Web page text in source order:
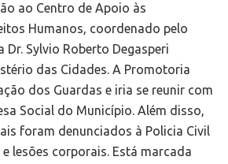
ao Centro de Apoio às
Humanos, coordenado pelo
Sylvio Roberto Degasperi
das Cidades. A Promotoria
dos Guardas e iria se reunir com
Social do Município. Além disso,
foram denunciados à Policia Civil
lesões corporais. Está marcada